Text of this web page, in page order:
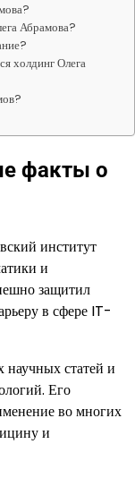
Абрамова?
холдинг Олега
факты о
институт
и
защитил
в сфере IT-
научных статей и
Его
во многих
и